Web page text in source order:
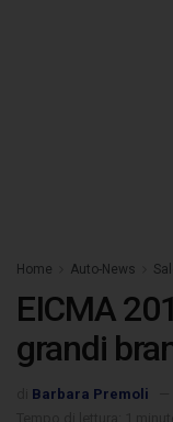
Home Auto-News
EICMA
grandi
Barbara Premoli